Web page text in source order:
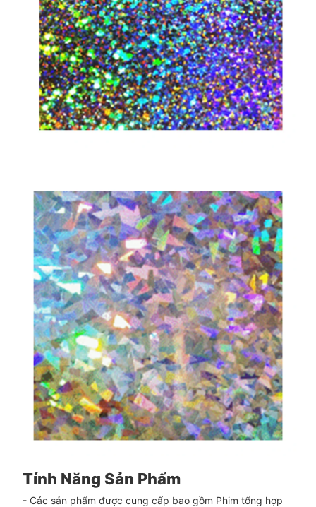
Tính Năng Sản Phẩm
- Các sản phẩm được cung cấp bao gồm Phim tổng hợp